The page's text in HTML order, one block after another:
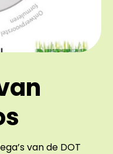
van de DOT